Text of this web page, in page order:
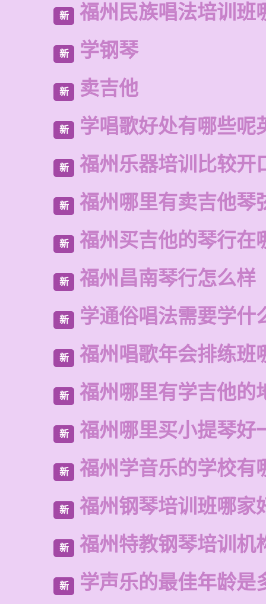
新 福州民族唱法培训班
新 学钢琴
新 卖吉他
新 学唱歌好处有哪些呢
新 福州乐器培训比较开
新 福州哪里有卖吉他琴
新 福州买吉他的琴行在
新 福州昌南琴行怎么样
新 学通俗唱法需要学什
新 福州唱歌年会排练班
新 福州哪里有学吉他的
新 福州哪里买小提琴好
新 福州学音乐的学校有
新 福州钢琴培训班哪家
新 福州特教钢琴培训机
新 学声乐的最佳年龄是